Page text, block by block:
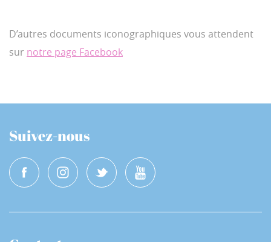
D’autres documents iconographiques vous attendent
sur notre page Facebook
Suivez-nous